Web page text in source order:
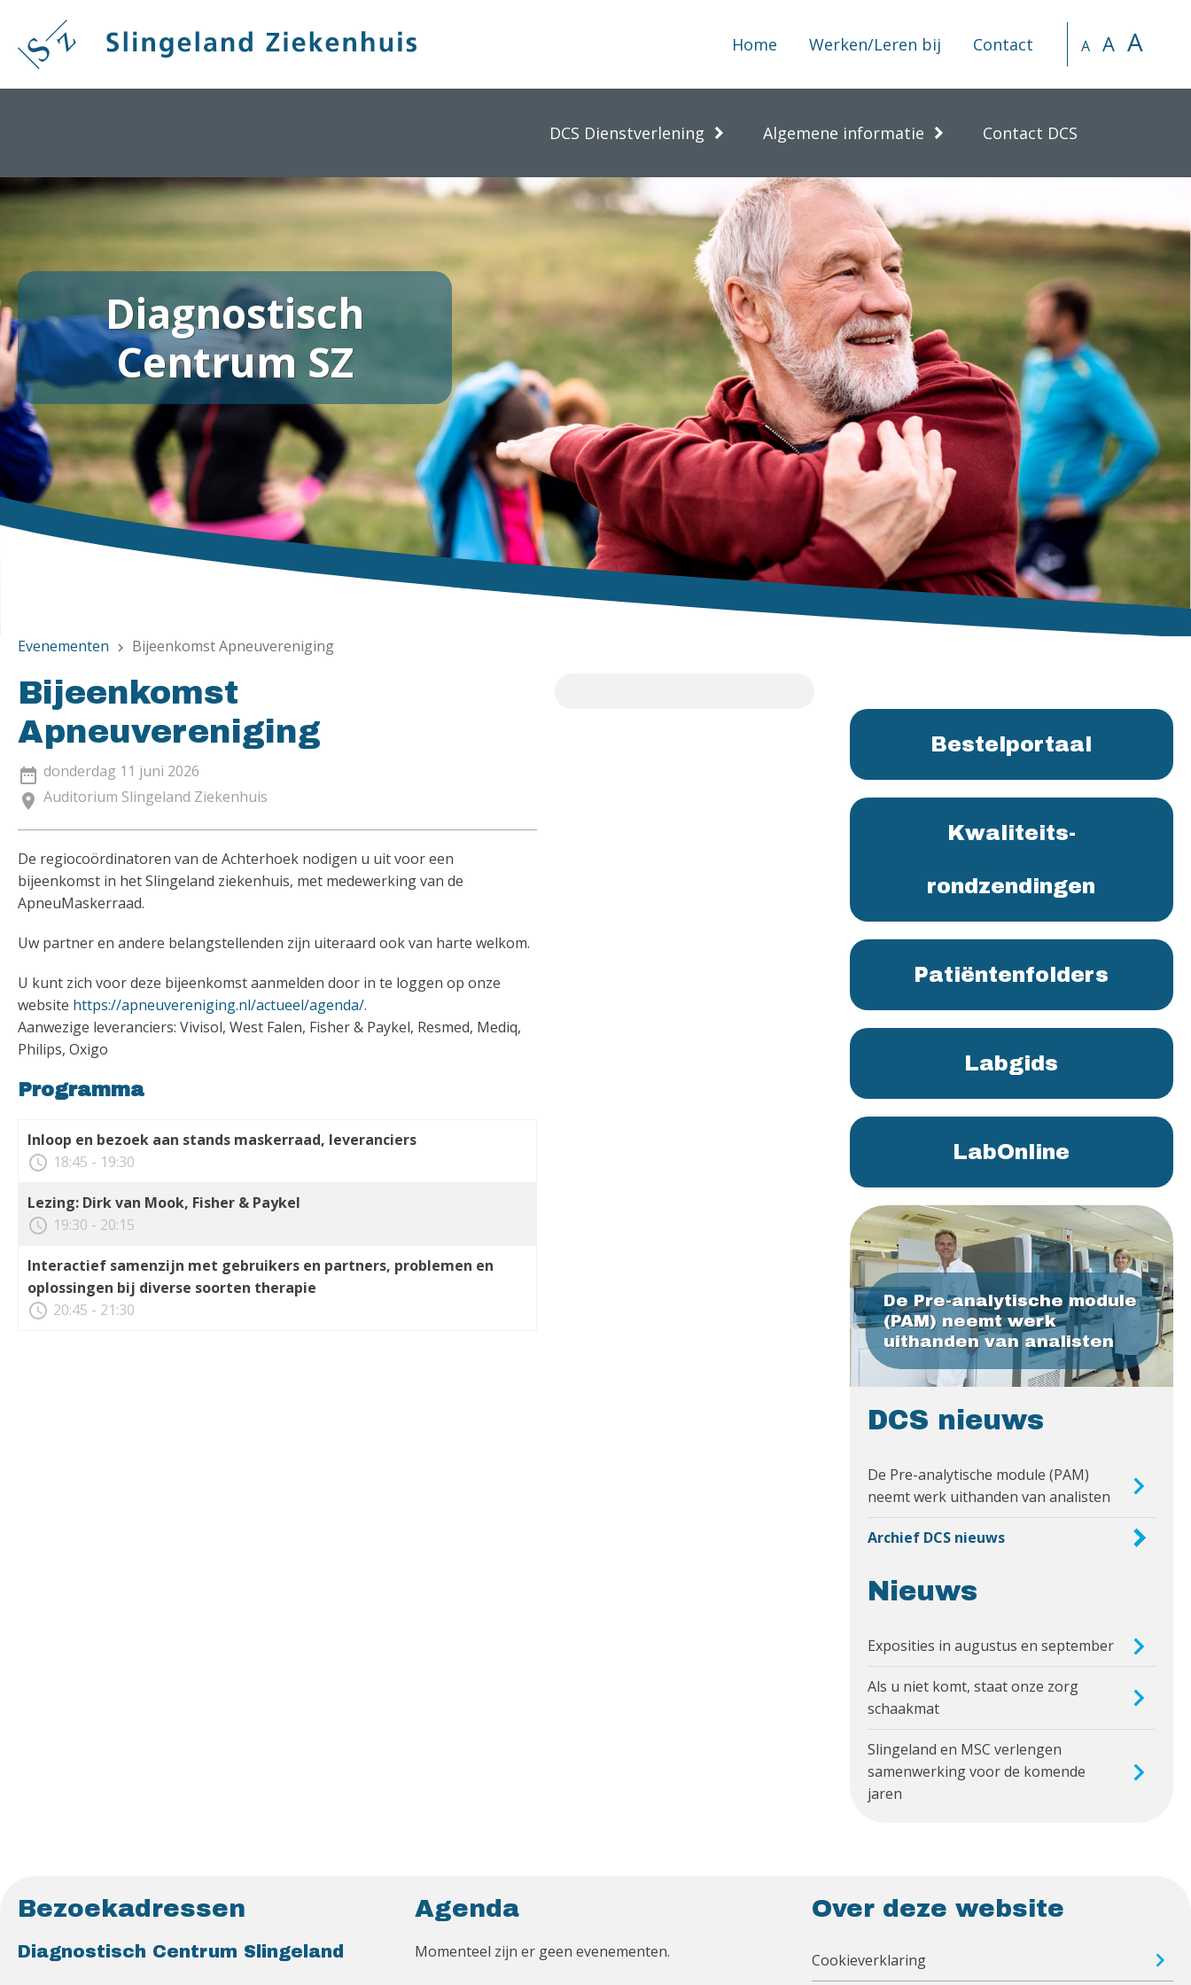
naar
Home Werken/Leren bij Contact A A A
DCS Dienstverlening Algemene informatie Contact DCS
Diagnostisch
Centrum SZ
Evenementen chevron_right Bijeenkomst Apneuvereniging
Bijeenkomst
Apneuvereniging
date_range donderdag 11 juni 2026
location_on Auditorium Slingeland Ziekenhuis
De regiocoördinatoren van de Achterhoek nodigen u uit voor een
bijeenkomst in het Slingeland ziekenhuis, met medewerking van de
ApneuMaskerraad.
Uw partner en andere belangstellenden zijn uiteraard ook van harte welkom.
U kunt zich voor deze bijeenkomst aanmelden door in te loggen op onze
website https://apneuvereniging.nl/actueel/agenda/.
Aanwezige leveranciers: Vivisol, West Falen, Fisher & Paykel, Resmed, Mediq,
Philips, Oxigo
Programma
Inloop en bezoek aan stands maskerraad, leveranciers
access_time 18:45 - 19:30
Lezing: Dirk van Mook, Fisher & Paykel
access_time 19:30 - 20:15
Interactief samenzijn met gebruikers en partners, problemen en
oplossingen bij diverse soorten therapie
access_time 20:45 - 21:30
Bestelportaal
Kwaliteits-
rondzendingen
Patiëntenfolders
Labgids
LabOnline
De Pre-analytische module
(PAM) neemt werk
uithanden van analisten
DCS nieuws
De Pre-analytische module (PAM)
neemt werk uithanden van analisten
Archief DCS nieuws
Nieuws
Exposities in augustus en september
Als u niet komt, staat onze zorg
schaakmat
Slingeland en MSC verlengen
samenwerking voor de komende
jaren
Bezoekadressen
Diagnostisch Centrum Slingeland
Agenda
Momenteel zijn er geen evenementen.
Over deze website
Cookieverklaring